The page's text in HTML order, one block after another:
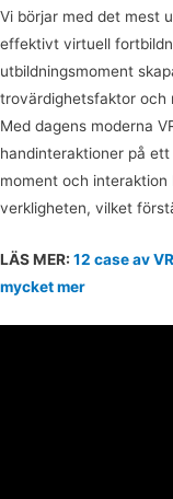
Vi börjar med det mest
effektivt virtuell
utbildningsmoment
trovärdighetsfaktor och
Med dagens moderna
handinteraktioner på
moment och
verkligheten, vilket
LÄS MER: 12 case av
mycket mer